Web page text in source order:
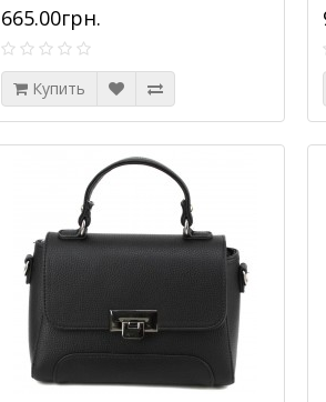
665.00грн.
Купить